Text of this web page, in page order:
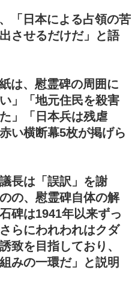
「日本による占領の苦
させるだけだ」と語
は、慰霊碑の周囲に
」「地元住民を殺害
」「日本兵は残虐
い横断幕5枚が掲げら
長は「誤訳」を謝
の、慰霊碑自体の解
碑は1941年以来ずっ
らにわれわれはクダ
致を目指しており、
みの一環だ」と説明